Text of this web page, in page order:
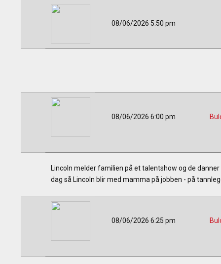
08/06/2026 5:50 pm
08/06/2026 6:00 pm
Lincoln melder familien på et talentshow og de
dag så Lincoln blir med mamma på jobben - på
08/06/2026 6:25 pm